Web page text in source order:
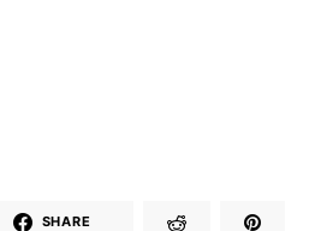
SHARE